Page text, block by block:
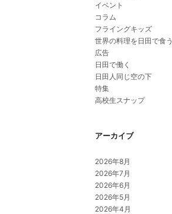
イベント
コラム
フライングキッズ
世界の料理を日田で食う
広告
日田で働く
日田人同じ空の下
特集
高校生スナップ
アーカイブ
2026年8月
2026年7月
2026年6月
2026年5月
2026年4月